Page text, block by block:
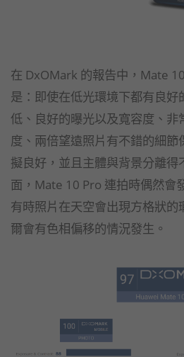
在 DxOMark 的報告中，Mate
是：即使在低光環境下都有良好
低、良好的曝光以及寬容度、非
度、兩倍望遠照片有不錯的細
擬良好，並且主體與背景分離得
面，Mate 10 Pro 連拍時偶然會
有時照片在天空會出現方格狀
爾會有色相偏移的情況發生。